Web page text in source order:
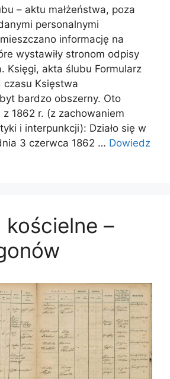
– aktu małżeństwa, poza
personalnymi
informację na
wystawiły stronom odpisy
Księgi, akta ślubu Formularz
Księstwa
bardzo obszerny. Oto
z 1862 r. (z zachowaniem
i interpunkcji): Działo się w
3 czerwca 1862 … Dowiedz
–